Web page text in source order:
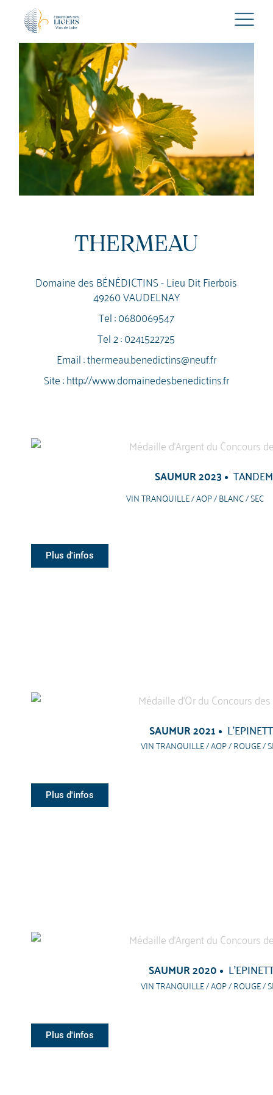
THERMEAU
Domaine des BÉNÉDICTINS - Lieu Dit Fierbois
49260 VAUDELNAY
Tel :0680069547
Tel 2 :0241522725
Email :thermeau.benedictins@neuf.fr
Site :http://www.domainedesbenedictins.fr
SAUMUR 2023 TANDEM
VIN TRANQUILLE / AOP / BLANC / SEC
Plus d'infos
SAUMUR 2021
VIN TRANQUILLE / AOP / ROUGE /
Plus d'infos
SAUMUR 2020
VIN TRANQUILLE / AOP / ROUGE /
Plus d'infos